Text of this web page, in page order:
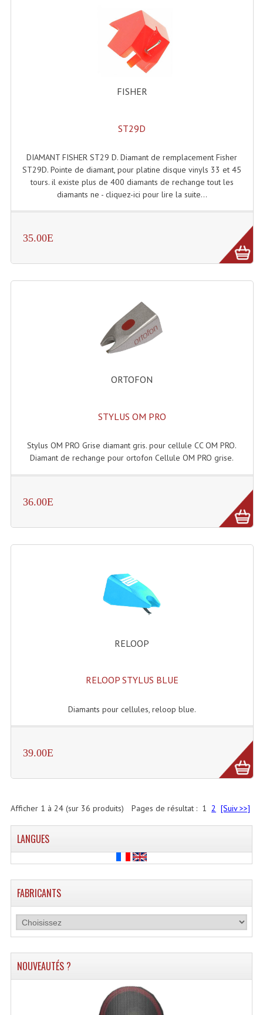
FISHER
ST29D
DIAMANT FISHER ST29 D. Diamant de remplacement Fisher
ST29D. Pointe de diamant, pour platine disque vinyls 33 et 45
tours. il existe plus de 400 diamants de rechange tout les
diamants ne - cliquez-ici pour lire la suite...
35.00E
ORTOFON
STYLUS OM PRO
Stylus OM PRO Grise diamant gris. pour cellule CC OM PRO.
Diamant de rechange pour ortofon Cellule OM PRO grise.
36.00E
RELOOP
RELOOP STYLUS BLUE
Diamants pour cellules, reloop blue.
39.00E
Pages de résultat : 1 2 [Suiv >>]
Afficher 1 à 24(sur 36 produits)
LANGUES
FABRICANTS
NOUVEAUTÉS ?